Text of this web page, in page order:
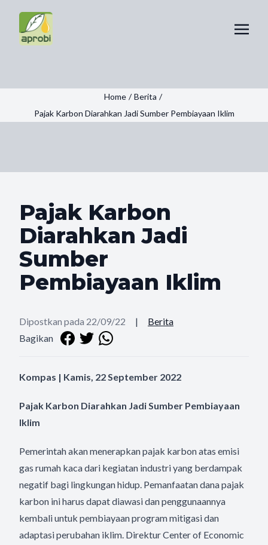
Home / Berita /
Pajak Karbon Diarahkan Jadi Sumber Pembiayaan Iklim
Pajak Karbon
Diarahkan Jadi
Sumber
Pembiayaan Iklim
Dipostkan pada 22/09/22 |
Berita
Bagikan
Kompas | Kamis, 22 September 2022
Pajak Karbon Diarahkan Jadi Sumber Pembiayaan
Iklim
Pemerintah akan menerapkan pajak karbon atas emisi
gas rumah kaca dari kegiatan industri yang berdampak
negatif bagi lingkungan hidup. Pemanfaatan dana pajak
karbon ini harus dapat diawasi dan penggunaannya
kembali untuk pembiayaan program mitigasi dan
adaptasi perubahan iklim. Direktur Center of Economic